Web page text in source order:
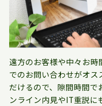
遠方のお客様や中々お
でのお問い合わせがオス
だけるので、隙間時間で
ンライン内見やIT重説に